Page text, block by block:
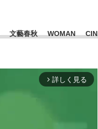
文藝春秋 WOMAN
#城彰二
arrow_forward_ios 詳しく見る